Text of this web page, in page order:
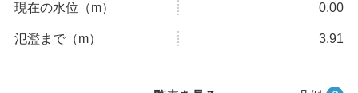
現在の水位（m） 0.00
氾濫まで（m） 3.91